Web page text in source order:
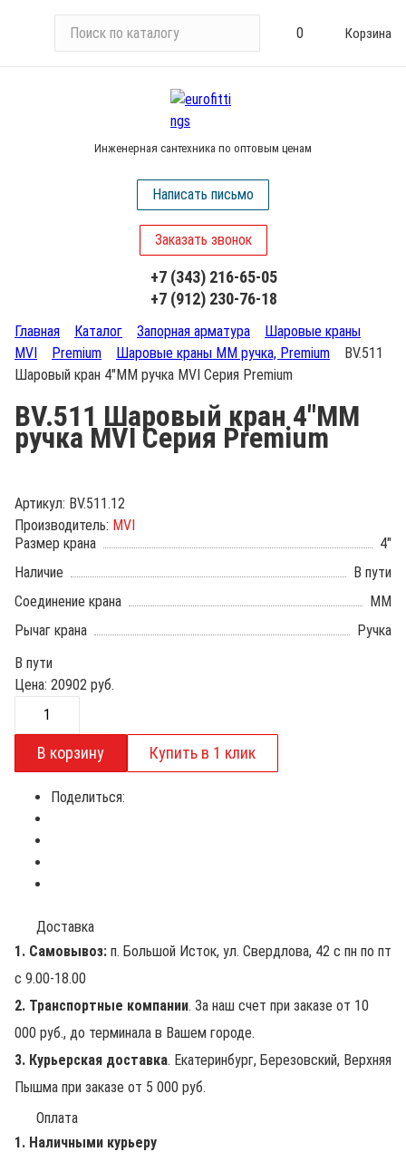
и
у
0 Корзина
Инженерная сантехника по оптовым ценам
Написать письмо
Заказать звонок
+7 (343) 216-65-05
+7 (912) 230-76-18
Главная Каталог Запорная арматура
Шаровые краны
MVI
Premium Шаровые краны ММ ручка, Premium
BV.511
Шаровый кран 4"ММ ручка MVI Серия Premium
BV.511 Шаровый кран 4"ММ
ручка MVI Серия Premium
Артикул: BV.511.12
Производитель: MVI
Размер крана
4"
Наличие
В пути
Соединение крана
ММ
Рычаг крана
Ручка
В пути
Цена: 20902 руб.
Поделиться:
Доставка
1. Самовывоз: п. Большой Исток, ул. Свердлова, 42 с пн по пт
с 9.00-18.00
2. Транспортные компании. За наш счет при заказе от 10
000 руб., до терминала в Вашем городе.
3. Курьерская доставка. Екатеринбург, Березовский, Верхняя
Пышма при заказе от 5 000 руб.
Оплата
1. Наличными курьеру